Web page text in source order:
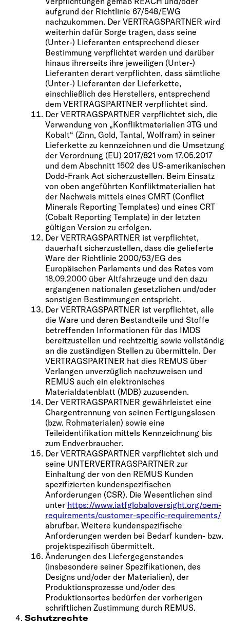
aufgrund der Richtlinie 67/548/EWG
nachzukommen. Der VERTRAGSPARTNER wird
weiterhin dafür Sorge tragen, dass seine
(Unter-) Lieferanten entsprechend dieser
Bestimmung verpflichtet werden und darüber
hinaus ihrerseits ihre jeweiligen (Unter-)
Lieferanten derart verpflichten, dass sämtliche
(Unter-) Lieferanten der Lieferkette,
einschließlich des Herstellers, entsprechend
dem VERTRAGSPARTNER verpflichtet sind.
Der VERTRAGSPARTNER verpflichtet sich, die
Verwendung von „Konfliktmaterialien 3TG und
Kobalt“ (Zinn, Gold, Tantal, Wolfram) in seiner
Lieferkette zu kennzeichnen und die Umsetzung
der Verordnung (EU) 2017/821 vom 17.05.2017
und dem Abschnitt 1502 des US-amerikanischen
Dodd-Frank Act sicherzustellen. Beim Einsatz
von oben angeführten Konfliktmaterialien hat
der Nachweis mittels eines CMRT (Conflict
Minerals Reporting Templates) und eines CRT
(Cobalt Reporting Template) in der letzten
gültigen Version zu erfolgen.
Der VERTRAGSPARTNER ist verpflichtet,
dauerhaft sicherzustellen, dass die gelieferte
Ware der Richtlinie 2000/53/EG des
Europäischen Parlaments und des Rates vom
18.09.2000 über Altfahrzeuge und den dazu
ergangenen nationalen gesetzlichen und/oder
sonstigen Bestimmungen entspricht.
Der VERTRAGSPARTNER ist verpflichtet, alle
die Ware und deren Bestandteile und Stoffe
betreffenden Informationen für das IMDS
bereitzustellen und rechtzeitig sowie vollständig
an die zuständigen Stellen zu übermitteln. Der
VERTRAGSPARTNER hat dies REMUS über
Verlangen unverzüglich nachzuweisen und
REMUS auch ein elektronisches
Materialdatenblatt (MDB) zuzusenden.
Der VERTRAGSPARTNER gewährleistet eine
Chargentrennung von seinen Fertigungslosen
(bzw. Rohmaterialen) sowie eine
Teileidentifikation mittels Kennzeichnung bis
zum Endverbraucher.
Der VERTRAGSPARTNER verpflichtet sich und
seine UNTERVERTRAGSPARTNER zur
Einhaltung der von den REMUS Kunden
spezifizierten kundenspezifischen
Anforderungen (CSR). Die Wesentlichen sind
unter https://www.iatfglobaloversight.org/oem-
requirements/customer-specific-requirements/
abrufbar. Weitere kundenspezifische
Anforderungen werden bei Bedarf kunden- bzw.
projektspezifisch übermittelt.
Änderungen des Liefergegenstandes
(insbesondere seiner Spezifikationen, des
Designs und/oder der Materialien), der
Produktionsprozesse und/oder des
Produktionsortes bedürfen der vorherigen
schriftlichen Zustimmung durch REMUS.
Schutzrechte